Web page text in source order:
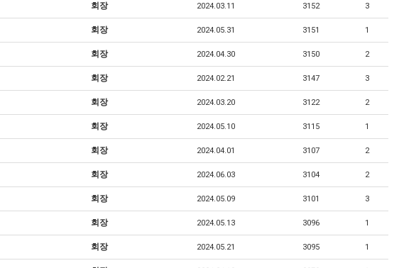
회장 2024.03.11 3152 3
회장 2024.05.31 3151 1
회장 2024.04.30 3150 2
회장 2024.02.21 3147 3
회장 2024.03.20 3122 2
회장 2024.05.10 3115 1
회장 2024.04.01 3107 2
회장 2024.06.03 3104 2
회장 2024.05.09 3101 3
회장 2024.05.13 3096 1
회장 2024.05.21 3095 1